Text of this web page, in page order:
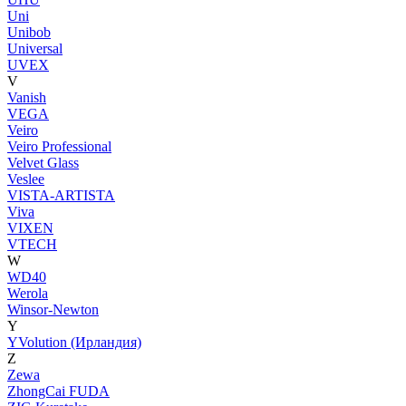
Uni
Unibob
Universal
UVEX
V
Vanish
VEGA
Veiro
Veiro Professional
Velvet Glass
Veslee
VISTA-ARTISTA
Viva
VIXEN
VTECH
W
WD40
Werola
Winsor-Newton
Y
YVolution (Ирландия)
Z
Zewa
ZhongCai FUDA